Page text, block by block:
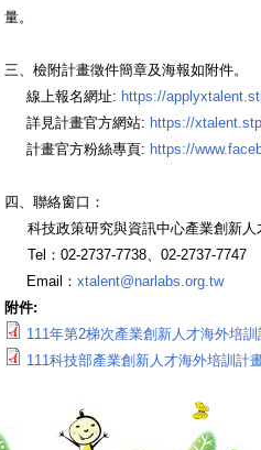
量。
三、檢附計畫徵件簡章及海報如附件。
線上報名網址: https://
詳見計畫官方網站: https://
計畫官方粉絲專頁: https://
四、聯絡窗口：
科技政策研究與資訊中心產業創新人
Tel：02-2737-7738、02-2737-7747
Email： xtalent@narlabs.org.tw
附件:
111年第2梯次產業創新人才海外培
111科技部產業創新人才海外培訓計